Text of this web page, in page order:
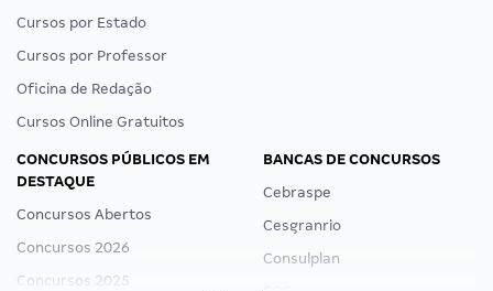
Cursos por Estado
Cursos por Professor
Oficina de Redação
Cursos Online Gratuitos
CONCURSOS PÚBLICOS EM
DESTAQUE
Concursos Abertos
Concursos 2026
Concursos 2025
BANCAS DE CONCURSOS
Cebraspe
Cesgranrio
Consulplan